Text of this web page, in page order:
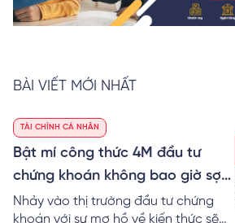
BÀI VIẾT MỚI NHẤT
TÀI CHÍNH CÁ NHÂN
Bật mí công thức 4M đầu tư
chứng khoán không bao giờ sợ
lỗ
Nhảy vào thị trường đầu tư chứng
khoán với sự mơ hồ về kiến thức sẽ